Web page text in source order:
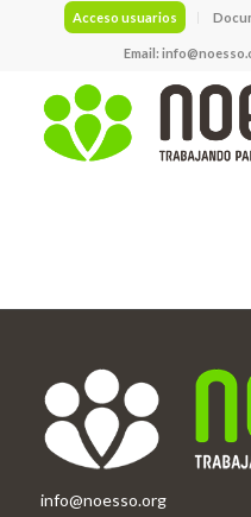
Acceso usuarios
Email:
info@noesso.org